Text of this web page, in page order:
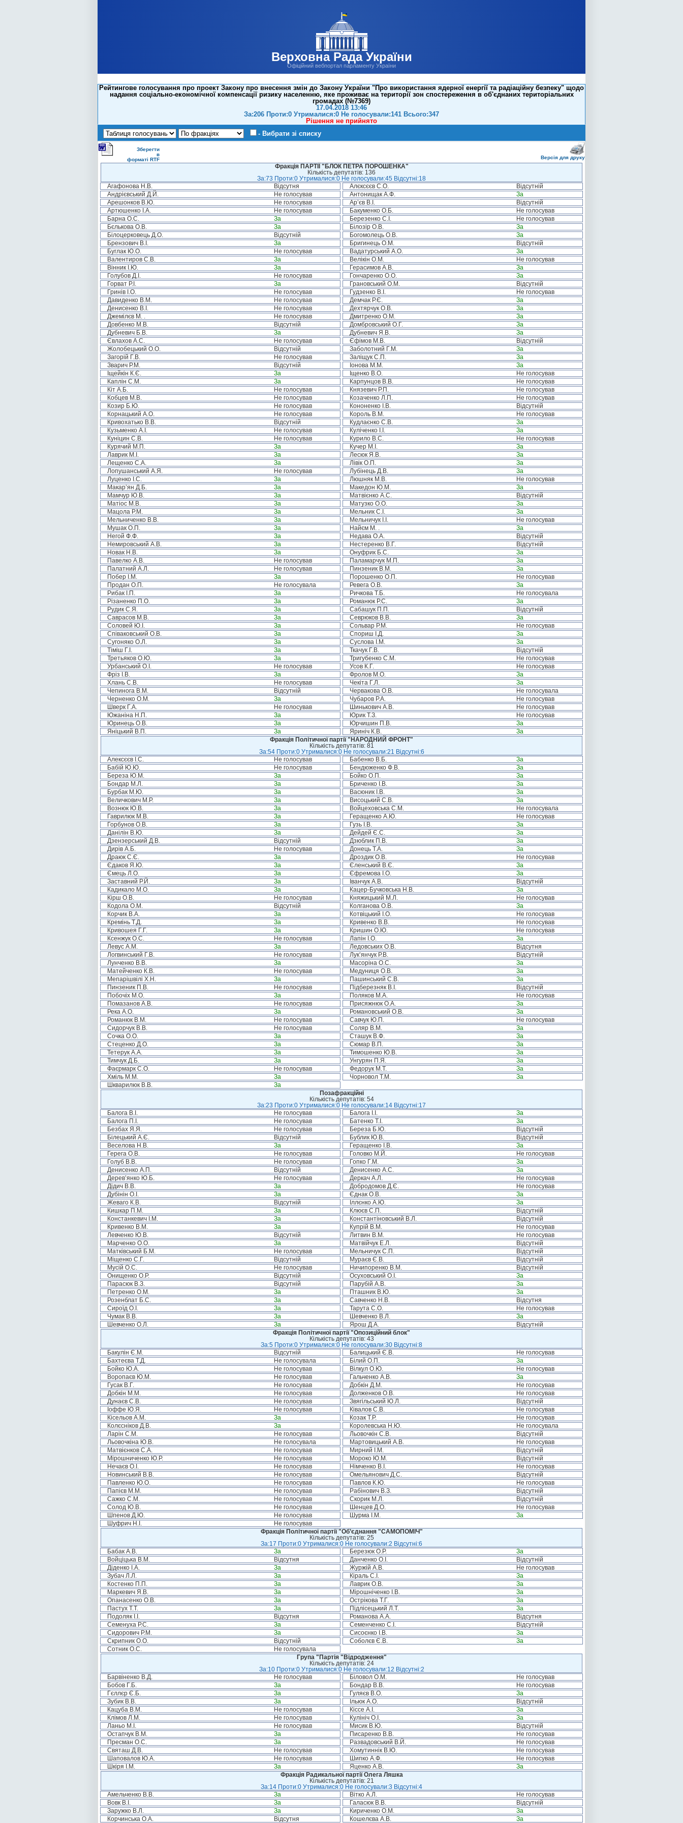
Верховна Рада України
Офіційний вебпортал парламенту України
Рейтингове голосування про проект Закону про внесення змін до Закону України "Про використання ядерної енергії та радіаційну безпеку" щодо
надання соціально-економічної компенсації ризику населенню, яке проживає на території зон спостереження в об'єднаних територіальних
громадах (№7369)
17.04.2018 13:46
За:206 Проти:0 Утрималися:0 Не голосували:141 Всього:347
Рішення не прийнято
- Вибрати зі списку
Зберегти
в
форматі RTF
Версія для друку
Фракція ПАРТІЇ "БЛОК ПЕТРА ПОРОШЕНКА"
Кількість депутатів: 136
За:73 Проти:0 Утрималися:0 Не голосували:45 Відсутні:18
Агафонова Н.В.
Відсутня Алєксєєв С.О.
Відсутній
Андрієвський Д.Й.
Не голосував Антонищак А.Ф.
За
Арешонков В.Ю.
Не голосував Ар’єв В.І.
Відсутній
Артюшенко І.А.
Не голосував Бакуменко О.Б.
Не голосував
Барна О.С.
За Березенко С.І.
Не голосував
Бєлькова О.В.
За Білозір О.В.
За
Білоцерковець Д.О.
Відсутній Богомолець О.В.
За
Брензович В.І.
За Бригинець О.М.
Відсутній
Буглак Ю.О.
Не голосував Вадатурський А.О.
За
Валентиров С.В.
За Велікін О.М.
Не голосував
Вінник І.Ю.
За Герасимов А.В.
За
Голубов Д.І.
Не голосував Гончаренко О.О.
За
Горват Р.І.
За Грановський О.М.
Відсутній
Гринів І.О.
Не голосував Гудзенко В.І.
Не голосував
Давиденко В.М.
Не голосував Демчак Р.Є.
За
Денисенко В.І.
Не голосував Дехтярчук О.В.
За
Джемілєв М. .
Не голосував Дмитренко О.М.
За
Довбенко М.В.
Відсутній Домбровський О.Г.
За
Дубневич Б.В.
За Дубневич Я.В.
За
Євлахов А.С.
Не голосував Єфімов М.В.
Відсутній
Жолобецький О.О.
Відсутній Заболотний Г.М.
За
Загорій Г.В.
Не голосував Заліщук С.П.
За
Зварич Р.М.
Відсутній Іонова М.М.
За
Іщейкін К.Є.
За Іщенко В.О.
Не голосував
Каплін С.М.
За Карпунцов В.В.
Не голосував
Кіт А.Б.
Не голосував Князевич Р.П.
Не голосував
Кобцев М.В.
Не голосував Козаченко Л.П.
Не голосував
Козир Б.Ю.
Не голосував Кононенко І.В.
Відсутній
Корнацький А.О.
Не голосував Король В.М.
Не голосував
Кривохатько В.В.
Відсутній Кудлаєнко С.В.
За
Кузьменко А.І.
Не голосував Куліченко І.І.
За
Куніцин С.В.
Не голосував Курило В.С.
Не голосував
Курячий М.П.
За Кучер М.І.
За
Лаврик М.І.
За Лесюк Я.В.
За
Лещенко С.А.
За Лівік О.П.
За
Лопушанський А.Я.
Не голосував Лубінець Д.В.
За
Луценко І.С.
За Люшняк М.В.
Не голосував
Макар’ян Д.Б.
За Македон Ю.М.
За
Мамчур Ю.В.
За Матвієнко А.С.
Відсутній
Матіос М.В.
За Матузко О.О.
За
Мацола Р.М.
За Мельник С.І.
За
Мельниченко В.В.
За Мельничук І.І.
Не голосував
Мушак О.П.
За Найєм М. .
За
Негой Ф.Ф.
За Недава О.А.
Відсутній
Немировський А.В.
За Нестеренко В.Г.
Відсутній
Новак Н.В.
За Онуфрик Б.С.
За
Павелко А.В.
Не голосував Паламарчук М.П.
За
Палатний А.Л.
Не голосував Пинзеник В.М.
За
Побер І.М.
За Порошенко О.П.
Не голосував
Продан О.П.
Не голосувала Ревега О.В.
За
Рибак І.П.
За Ричкова Т.Б.
Не голосувала
Різаненко П.О.
За Романюк Р.С.
За
Рудик С.Я.
За Сабашук П.П.
Відсутній
Саврасов М.В.
За Севрюков В.В.
За
Соловей Ю.І.
За Сольвар Р.М.
Не голосував
Співаковський О.В.
За Спориш І.Д.
За
Сугоняко О.Л.
За Суслова І.М.
За
Тіміш Г.І.
За Ткачук Г.В.
Відсутній
Третьяков О.Ю.
За Тригубенко С.М.
Не голосував
Урбанський О.І.
Не голосував Усов К.Г.
Не голосував
Фріз І.В.
За Фролов М.О.
За
Хлань С.В.
Не голосував Чекіта Г.Л.
За
Чепинога В.М.
Відсутній Червакова О.В.
Не голосувала
Черненко О.М.
За Чубаров Р.А.
Не голосував
Шверк Г.А.
Не голосував Шинькович А.В.
Не голосував
Южаніна Н.П.
За Юрик Т.З.
Не голосував
Юринець О.В.
За Юрчишин П.В.
За
Яніцький В.П.
За Яриніч К.В.
За
Фракція Політичної партії "НАРОДНИЙ ФРОНТ"
Кількість депутатів: 81
За:54 Проти:0 Утрималися:0 Не голосували:21 Відсутні:6
Алексєєв І.С.
Не голосував Бабенко В.Б.
За
Бабій Ю.Ю.
Не голосував Бендюженко Ф.В.
За
Береза Ю.М.
За Бойко О.П.
За
Бондар М.Л.
За Бриченко І.В.
За
Бурбак М.Ю.
За Васюник І.В.
За
Величкович М.Р.
За Висоцький С.В.
За
Вознюк Ю.В.
За Войцеховська С.М.
Не голосувала
Гаврилюк М.В.
За Геращенко А.Ю.
Не голосував
Горбунов О.В.
За Гузь І.В.
За
Данілін В.Ю.
За Дейдей Є.С.
За
Дзензерський Д.В.
Відсутній Дзюблик П.В.
За
Дирів А.Б.
Не голосував Донець Т.А.
За
Драюк С.Є.
За Дроздик О.В.
Не голосував
Єдаков Я.Ю.
За Єленський В.Є.
За
Ємець Л.О.
За Єфремова І.О.
За
Заставний Р.Й.
За Іванчук А.В.
Відсутній
Кадикало М.О.
За Кацер-Бучковська Н.В.
За
Кірш О.В.
Не голосував Княжицький М.Л.
Не голосував
Кодола О.М.
Відсутній Колганова О.В.
За
Корчик В.А.
За Котвіцький І.О.
Не голосував
Кремінь Т.Д.
За Кривенко В.В.
Не голосував
Кривошея Г.Г.
За Кришин О.Ю.
Не голосував
Ксенжук О.С.
Не голосував Лапін І.О.
За
Левус А.М.
За Ледовських О.В.
Відсутня
Логвинський Г.В.
Не голосував Лук’янчук Р.В.
Відсутній
Лунченко В.В.
За Масоріна О.С.
За
Матейченко К.В.
Не голосував Медуниця О.В.
За
Мепарішвілі Х.Н.
За Пашинський С.В.
За
Пинзеник П.В.
Не голосував Підберезняк В.І.
Відсутній
Побочіх М.О.
За Поляков М.А.
Не голосував
Помазанов А.В.
Не голосував Присяжнюк О.А.
За
Река А.О.
За Романовський О.В.
За
Романюк В.М.
Не голосував Савчук Ю.П.
Не голосував
Сидорчук В.В.
Не голосував Соляр В.М.
За
Сочка О.О.
За Сташук В.Ф.
За
Стеценко Д.О.
За Сюмар В.П.
За
Тетерук А.А.
За Тимошенко Ю.В.
За
Тимчук Д.Б.
За Унгурян П.Я.
За
Фаєрмарк С.О.
Не голосував Федорук М.Т.
За
Хміль М.М.
За Чорновол Т.М.
За
Шкварилюк В.В.
За
Позафракційні
Кількість депутатів: 54
За:23 Проти:0 Утрималися:0 Не голосували:14 Відсутні:17
Балога В.І.
Не голосував Балога І.І.
За
Балога П.І.
Не голосував Батенко Т.І.
За
Безбах Я.Я.
Не голосував Береза Б.Ю.
Відсутній
Білецький А.Є.
Відсутній Бублик Ю.В.
Відсутній
Веселова Н.В.
За Геращенко І.В.
За
Герега О.В.
Не голосував Головко М.Й.
Не голосував
Голуб В.В.
Не голосував Гопко Г.М.
За
Денисенко А.П.
Відсутній Денисенко А.С.
За
Дерев’янко Ю.Б.
Не голосував Деркач А.Л.
Не голосував
Дідич В.В.
За Добродомов Д.Є.
Не голосував
Дубінін О.І.
За Єднак О.В.
За
Жеваго К.В.
Відсутній Іллєнко А.Ю.
За
Кишкар П.М.
За Клюєв С.П.
Відсутній
Констанкевич І.М.
За Константіновський В.Л.
Відсутній
Кривенко В.М.
За Купрій В.М.
Не голосував
Левченко Ю.В.
Відсутній Литвин В.М.
Не голосував
Марченко О.О.
За Матвійчук Е.Л.
Відсутній
Матківський Б.М.
Не голосував Мельничук С.П.
Відсутній
Міщенко С.Г.
Відсутній Мураєв Є.В.
Відсутній
Мусій О.С.
Не голосував Ничипоренко В.М.
Відсутній
Онищенко О.Р.
Відсутній Осуховський О.І.
За
Парасюк В.З.
Відсутній Парубій А.В.
За
Петренко О.М.
За Пташник В.Ю.
За
Розенблат Б.С.
За Савченко Н.В.
Відсутня
Сироїд О.І.
За Тарута С.О.
Не голосував
Чумак В.В.
За Шевченко В.Л.
За
Шевченко О.Л.
За Ярош Д.А.
Відсутній
Фракція Політичної партії "Опозиційний блок"
Кількість депутатів: 43
За:5 Проти:0 Утрималися:0 Не голосували:30 Відсутні:8
Бакулін Є.М.
Відсутній Балицький Є.В.
Не голосував
Бахтеєва Т.Д.
Не голосувала Білий О.П.
За
Бойко Ю.А.
Не голосував Вілкул О.Ю.
Не голосував
Воропаєв Ю.М.
Не голосував Гальченко А.В.
За
Гусак В.Г.
Не голосував Добкін Д.М.
Не голосував
Добкін М.М.
Не голосував Долженков О.В.
Не голосував
Дунаєв С.В.
Не голосував Звягільський Ю.Л.
Відсутній
Іоффе Ю.Я.
Не голосував Ківалов С.В.
Не голосував
Кісельов А.М.
За Козак Т.Р.
Не голосував
Колєсніков Д.В.
За Королевська Н.Ю.
Не голосувала
Ларін С.М.
Не голосував Льовочкін С.В.
Відсутній
Льовочкіна Ю.В.
Не голосувала Мартовицький А.В.
Не голосував
Матвієнков С.А.
Не голосував Мирний І.М.
Відсутній
Мірошниченко Ю.Р.
Не голосував Мороко Ю.М.
Відсутній
Нечаєв О.І.
Не голосував Німченко В.І.
Не голосував
Новинський В.В.
Не голосував Омельянович Д.С.
Відсутній
Павленко Ю.О.
Не голосував Павлов К.Ю.
Не голосував
Папієв М.М.
Не голосував Рабінович В.З.
Відсутній
Сажко С.М.
Не голосував Скорик М.Л.
Відсутній
Солод Ю.В.
Не голосував Шенцев Д.О.
Не голосував
Шпенов Д.Ю.
Не голосував Шурма І.М.
За
Шуфрич Н.І.
Не голосував
Фракція Політичної партії "Об’єднання "САМОПОМІЧ"
Кількість депутатів: 25
За:17 Проти:0 Утрималися:0 Не голосували:2 Відсутні:6
Бабак А.В.
За Березюк О.Р.
За
Войціцька В.М.
Відсутня Данченко О.І.
Відсутній
Діденко І.А.
За Журжій А.В.
Не голосував
Зубач Л.Л.
За Кіраль С.І.
За
Костенко П.П.
За Лаврик О.В.
За
Маркевич Я.В.
За Мірошніченко І.В.
За
Опанасенко О.В.
За Острікова Т.Г.
За
Пастух Т.Т.
За Підлісецький Л.Т.
За
Подоляк І.І.
Відсутня Романова А.А.
Відсутня
Семенуха Р.С.
За Семенченко С.І.
Відсутній
Сидорович Р.М.
За Сисоєнко І.В.
За
Скрипник О.О.
Відсутній Соболєв Є.В.
За
Сотник О.С.
Не голосувала
Група "Партія "Відродження"
Кількість депутатів: 24
За:10 Проти:0 Утрималися:0 Не голосували:12 Відсутні:2
Барвіненко В.Д.
Не голосував Біловол О.М.
Не голосував
Бобов Г.Б.
За Бондар В.В.
Не голосував
Гєллєр Є.Б.
За Гуляєв В.О.
За
Зубик В.В.
За Ільюк А.О.
Відсутній
Кацуба В.М.
Не голосував Кіссе А.І.
За
Клімов Л.М.
Не голосував Кулініч О.І.
За
Ланьо М.І.
Не голосував Мисик В.Ю.
Відсутній
Остапчук В.М.
За Писаренко В.В.
Не голосував
Пресман О.С.
За Развадовський В.Й.
Не голосував
Святаш Д.В.
Не голосував Хомутиннік В.Ю.
Не голосував
Шаповалов Ю.А.
Не голосував Шипко А.Ф.
Не голосував
Шкіря І.М.
За Яценко А.В.
За
Фракція Радикальної партії Олега Ляшка
Кількість депутатів: 21
За:14 Проти:0 Утрималися:0 Не голосували:3 Відсутні:4
Амельченко В.В.
За Вітко А.Л.
Не голосував
Вовк В.І.
За Галасюк В.В.
Відсутній
Заружко В.Л.
За Кириченко О.М.
За
Корчинська О.А.
Відсутня Кошелєва А.В. За